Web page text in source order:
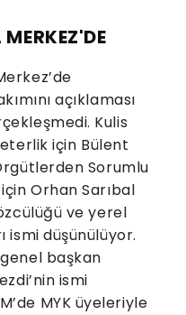
açıklaması
Kulis
için Bülent
Sorumlu
için Orhan Sarıbal
ve yerel
ismi düşünülüyor.
başkan
ismi
MYK üyeleriyle